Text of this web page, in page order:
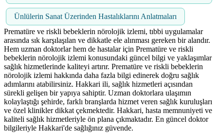
Ünlülerin Sanat Üzerinden Hastalıklarını Anlatmaları
Prematüre ve riskli bebeklerin nörolojik izlemi, tıbbi uygulamalar
arasında sık karşılaşılan ve dikkatle ele alınması gereken bir alandır.
Hem uzman doktorlar hem de hastalar için Prematüre ve riskli
bebeklerin nörolojik izlemi konusundaki güncel bilgi ve yaklaşımlar
sağlık hizmetlerinde kaliteyi artırır. Prematüre ve riskli bebeklerin
nörolojik izlemi hakkında daha fazla bilgi edinerek doğru sağlık
adımlarını atabilirsiniz. Hakkari ili, sağlık hizmetleri açısından
sürekli gelişen bir yapıya sahiptir. Uzman doktorlara ulaşımın
kolaylaştığı şehirde, farklı branşlarda hizmet veren sağlık kuruluşları
ve özel klinikler dikkat çekmektedir. Hakkari, hasta memnuniyeti ve
kaliteli sağlık hizmetleriyle ön plana çıkmaktadır. En güncel doktor
bilgileriyle Hakkari'de sağlığınız güvende.